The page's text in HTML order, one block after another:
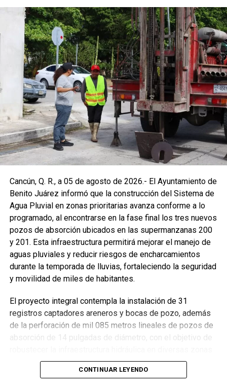
Cancún, Q. R., a 05 de agosto de 2026.- El Ayuntamiento de
Benito Juárez informó que la construcción del Sistema de
Agua Pluvial en zonas prioritarias avanza conforme a lo
programado, al encontrarse en la fase final los tres nuevos
pozos de absorción ubicados en las supermanzanas 200
y 201. Esta infraestructura permitirá mejorar el manejo de
aguas pluviales y reducir riesgos de encharcamientos
durante la temporada de lluvias, fortaleciendo la seguridad
y movilidad de miles de habitantes.
El proyecto integral contempla la instalación de 31
registros captadores areneros y bocas de pozo, además
de la perforación de mil 085 metros lineales de pozos de
absorción de 14 pulgadas de diámetro, con el objetivo de
de la ciudad. La Encargada de Despacho de la Presidencia
Municipal, Landy Guadalupe Canché Pantoja, supervisó
CONTINUAR LEYENDO